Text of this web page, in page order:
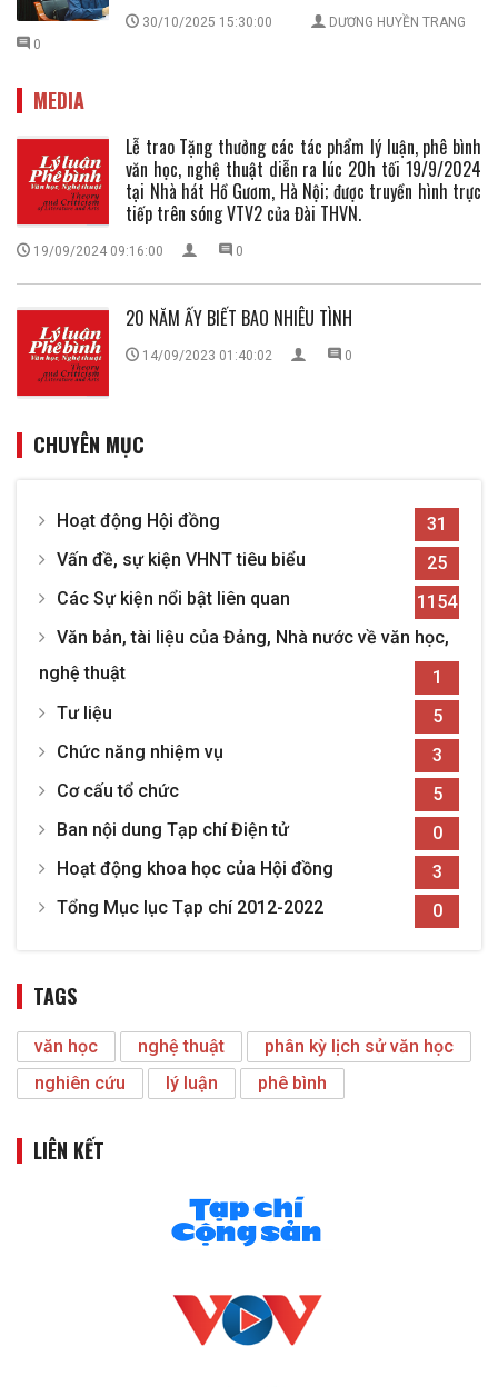
30/10/2025 15:30:00
DƯƠNG HUYỀN TRANG
0
MEDIA
Lễ trao Tặng thưởng các tác phẩm lý luận, phê bình
văn học, nghệ thuật diễn ra lúc 20h tối 19/9/2024
tại Nhà hát Hồ Gươm, Hà Nội; được truyền hình trực
tiếp trên sóng VTV2 của Đài THVN.
19/09/2024 09:16:00 0
20 NĂM ẤY BIẾT BAO NHIÊU TÌNH
14/09/2023 01:40:02 0
CHUYÊN MỤC
Hoạt động Hội đồng
31
Vấn đề, sự kiện VHNT tiêu biểu
25
Các Sự kiện nổi bật liên quan
1154
Văn bản, tài liệu của Đảng, Nhà nước về văn học,
nghệ thuật
1
Tư liệu
5
Chức năng nhiệm vụ
3
Cơ cấu tổ chức
5
Ban nội dung Tạp chí Điện tử
0
Hoạt động khoa học của Hội đồng
3
Tổng Mục lục Tạp chí 2012-2022
0
TAGS
văn học nghệ thuật
phân kỳ lịch sử văn học
nghiên cứu
lý luận phê bình
LIÊN KẾT